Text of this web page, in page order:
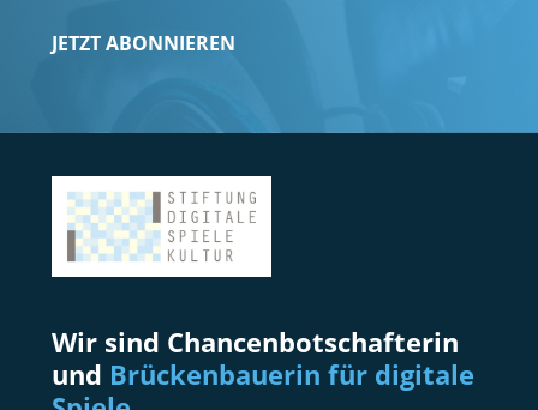
JETZT ABONNIEREN
Wir sind Chancenbotschafterin
und Brückenbauerin für digitale